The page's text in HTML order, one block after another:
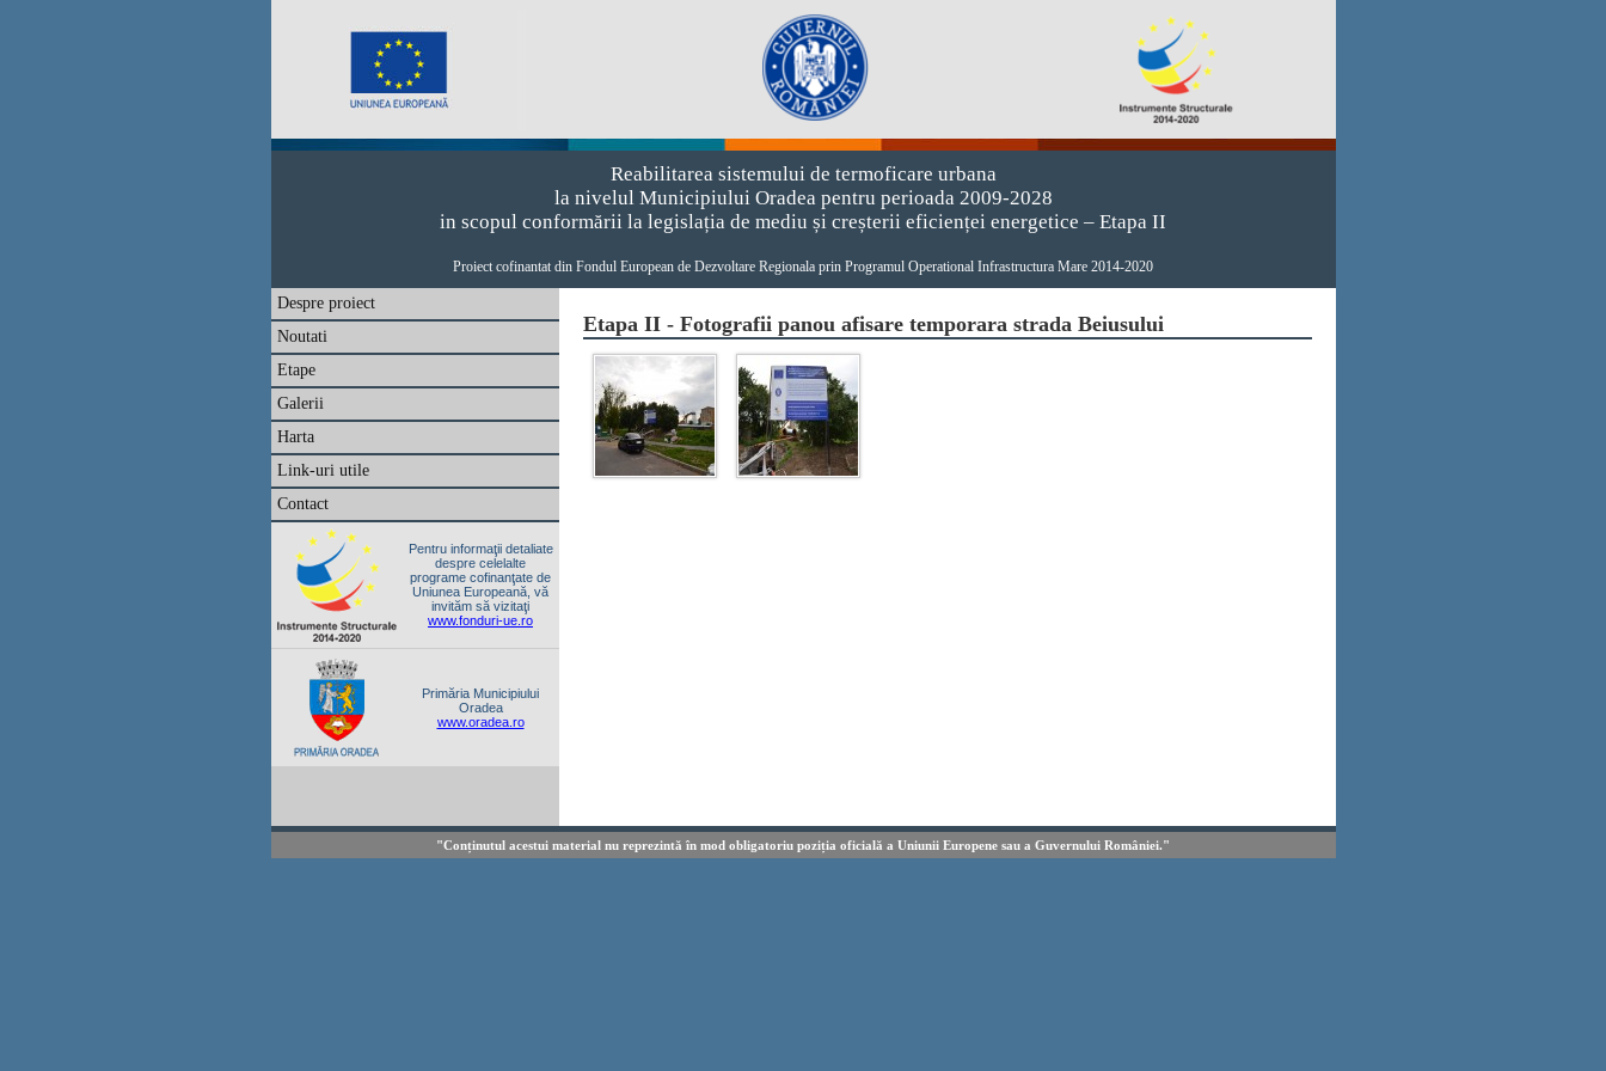
Reabilitarea sistemului de termoficare urbana
la nivelul Municipiului Oradea pentru perioada 2009-2028
in scopul conformării la legislația de mediu și creșterii eficienței energetice – Etapa II
Proiect cofinantat din Fondul European de Dezvoltare Regionala prin Programul Operational Infrastructura Mare 2014-2020
Despre proiect
Noutati
Etape
Galerii
Harta
Link-uri utile
Contact
Pentru informaţii detaliate
despre celelalte
programe cofinanţate de
Uniunea Europeană, vă
invităm să vizitaţi
www.fonduri-ue.ro
Primăria Municipiului
Oradea
www.oradea.ro
Etapa II - Fotografii panou afisare temporara strada Beiusului
"Conținutul acestui material nu reprezintă în mod obligatoriu poziția oficială a Uniunii Europene sau a Guvernului României."